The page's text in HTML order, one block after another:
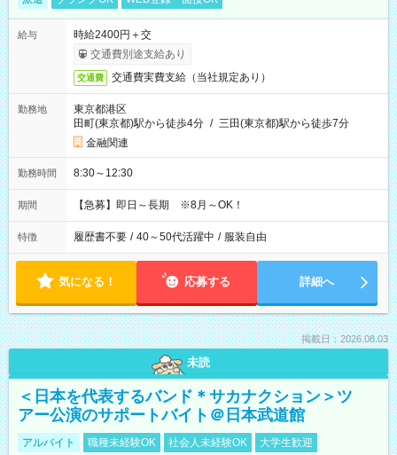
給与
時給2400円＋交
交通費別途支給あり
交通費 交通費実費支給（当社規定あり）
勤務地
東京都港区
田町(東京都)駅から徒歩4分 / 三田(東京都)駅から徒歩7分
金融関連
勤務時間 8:30～12:30
期間 【急募】即日～長期 ※8月～OK！
特徴 履歴書不要 / 40～50代活躍中 / 服装自由
気になる！ 応募する 詳細へ
掲載日：2026.08.03
未読
＜日本を代表するバンド＊サカナクション＞ツ
アー公演のサポートバイト＠日本武道館
アルバイト 職種未経験OK 社会人未経験OK
大学生歓迎